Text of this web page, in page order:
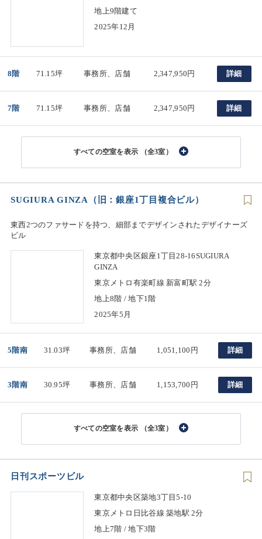
地上9階建て
2025年12月
8階 71.15坪 事務所、店舗 2,347,950円 詳細
7階 71.15坪 事務所、店舗 2,347,950円 詳細
（全3室）
SUGIURA GINZA（旧：銀座1丁目複合ビル）
東西2つのファサードを持つ、細部までデザインされたデザイナーズ
ビル
東京都中央区銀座1丁目28-16SUGIURA
GINZA
東京メトロ有楽町線 新富町駅 2分
地上8階 / 地下1階
2025年5月
5階南 31.03坪 事務所、店舗 1,051,100円 詳細
3階南 30.95坪 事務所、店舗 1,153,700円 詳細
（全3室）
日刊スポーツビル
東京都中央区築地3丁目5-10
東京メトロ日比谷線 築地駅 2分
地上7階 / 地下3階